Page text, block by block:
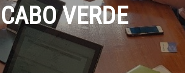
CABO VERDE